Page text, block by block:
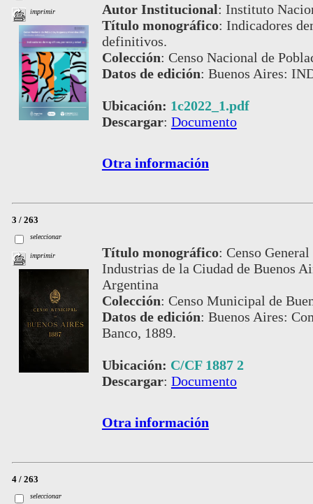
imprimir Autor Institucional: Instituto
Título monográfico: Indicadores
definitivos.
Colección: Censo Nacional de
Datos de edición: Buenos Aires:
Ubicación: 1c2022_1.pdf
Descargar: Documento
Otra información
3 / 263
seleccionar
imprimir Título monográfico: Censo
Industrias de la Ciudad de Buenos
Argentina
Colección: Censo Municipal de
Datos de edición: Buenos Aires:
Banco, 1889.
Ubicación: C/CF 1887 2
Descargar: Documento
Otra información
4 / 263
seleccionar